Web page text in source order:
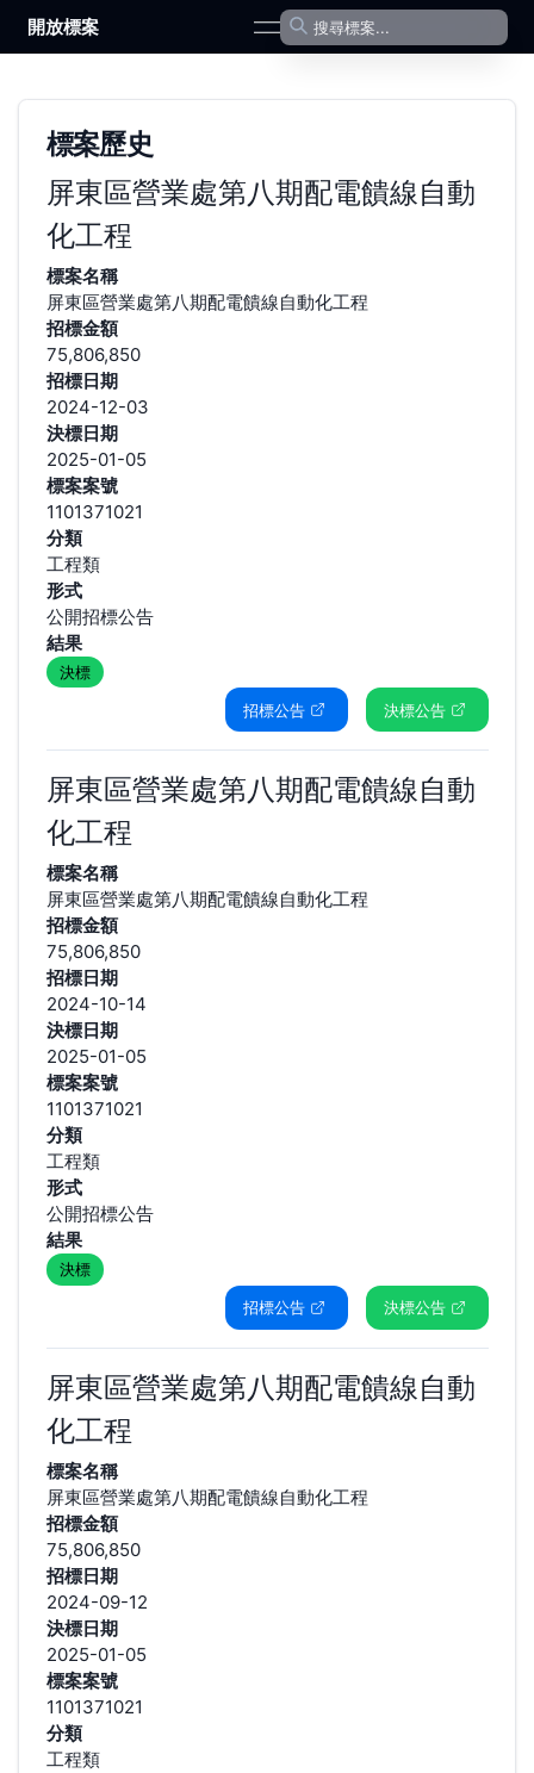
開放標案 open navigation menu
標案歷史
屏東區營業處第八期配電饋線自動
化工程
標案名稱
屏東區營業處第八期配電饋線自動化工程
招標金額
75,806,850
招標日期
2024-12-03
決標日期
2025-01-05
標案案號
1101371021
分類
工程類
形式
公開招標公告
結果
決標
招標公告
決標公告
屏東區營業處第八期配電饋線自動
化工程
標案名稱
屏東區營業處第八期配電饋線自動化工程
招標金額
75,806,850
招標日期
2024-10-14
決標日期
2025-01-05
標案案號
1101371021
分類
工程類
形式
公開招標公告
結果
決標
招標公告
決標公告
屏東區營業處第八期配電饋線自動
化工程
標案名稱
屏東區營業處第八期配電饋線自動化工程
招標金額
75,806,850
招標日期
2024-09-12
決標日期
2025-01-05
標案案號
1101371021
分類
工程類